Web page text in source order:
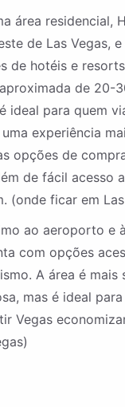
área residencial,
de Las Vegas,
de hotéis e
de 20-
ideal para quem
experiência
opções de
de fácil acesso
(onde ficar em
ao aeroporto e
com opções
A área é mais
mas é ideal
Vegas